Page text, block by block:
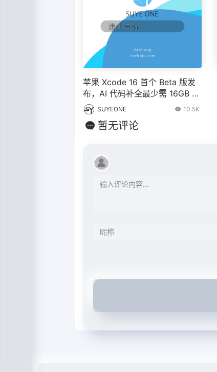
苹果 Xcode 16 首个 Beta 版发
布，AI 代码补全最少需 16GB 内
存
SUYEONE 10.5K
暂无评论